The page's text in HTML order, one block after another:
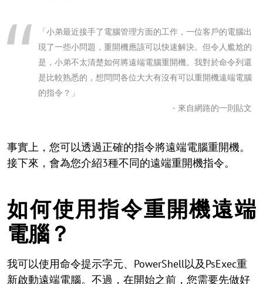
「小弟最近接手了電腦管理方面的工作，一位客戶的電腦出
現了一些小問題，重開機應該可以快速解決。但令人尷尬的
是，小弟不太清楚如何將遠端電腦重開機。我對於命令列還
是比較熟悉的，想問問各位大大有沒有可以重開機遠端電腦
的指令？」
- 來自網路的一則貼文
事實上，您可以透過正確的指令將遠端電腦重開機。
接下來，會為您介紹3種不同的遠端重開機指令。
如何使用指令重開機遠端
電腦？
我可以使用命令提示字元、PowerShell以及PsExec重
新啟動遠端電腦。不過，在開始之前，您需要先做好